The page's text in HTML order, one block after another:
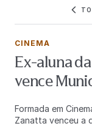
CINEMA
Ex-aluna
vence
Formada em
Zanatta venceu a